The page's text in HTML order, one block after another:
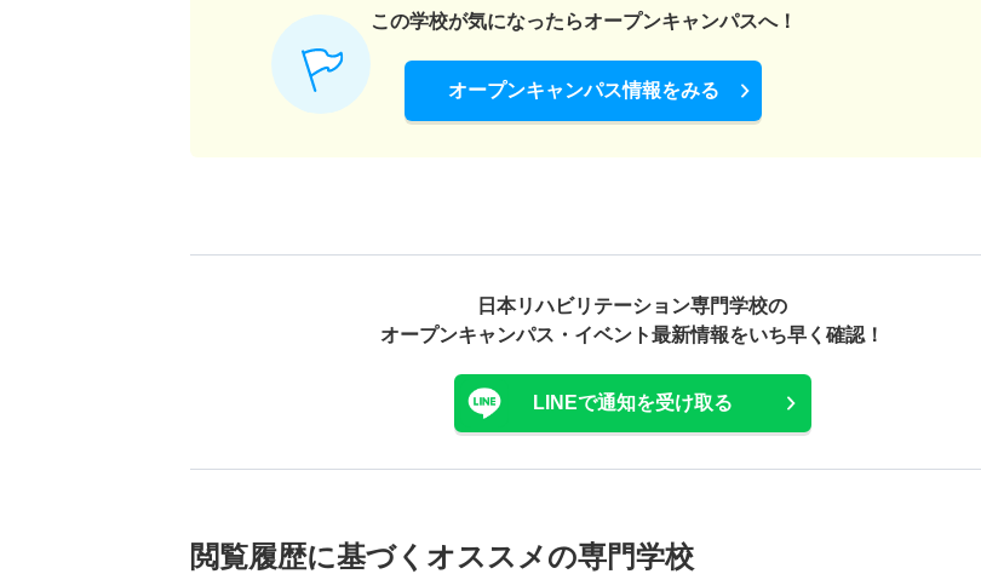
この学校が気になったらオープンキャンパスへ！
オープンキャンパス情報をみる
日本リハビリテーション専門学校の
オープンキャンパス・ イベント最新情報をいち早く確認！
LINEで通知を受け取る
閲覧履歴に基づく オススメの専門学校